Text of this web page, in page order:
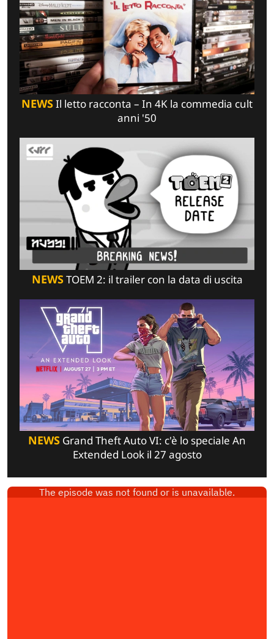
NEWSIl letto racconta – In 4K la commedia cult
anni '50
NEWSTOEM 2: il trailer con la data di uscita
NEWS Grand Theft Auto VI: c'è lo speciale An
Extended Look il 27 agosto